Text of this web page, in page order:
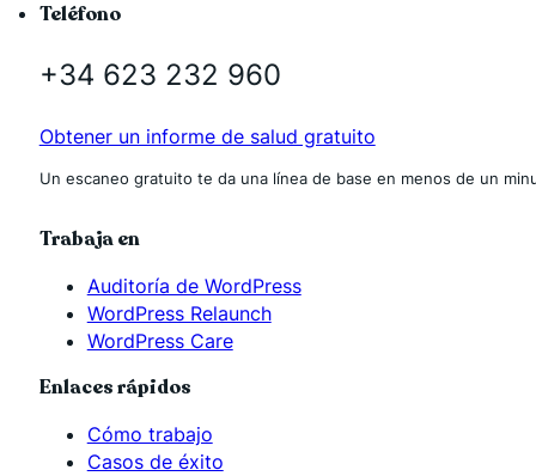
Teléfono
+34 623 232 960
Obtener un informe de salud gratuito
Un escaneo gratuito te da una línea de base en menos de un
Trabaja en
Auditoría de WordPress
WordPress Relaunch
WordPress Care
Enlaces rápidos
Cómo trabajo
Casos de éxito